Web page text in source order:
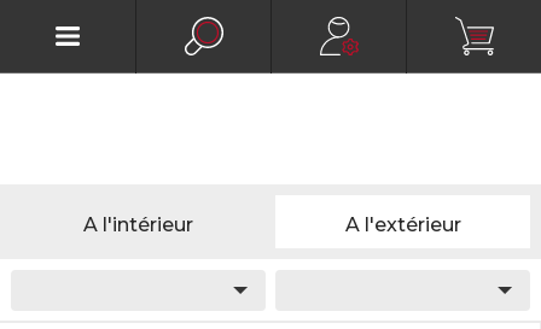
A l'intérieur A l'extérieur